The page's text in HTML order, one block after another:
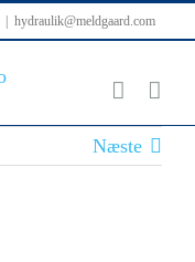
hydraulik@meldgaard.com
Næste